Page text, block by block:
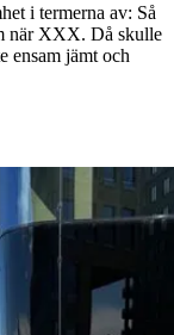
i termerna av: Så
när XXX. Då skulle
ensam jämt och